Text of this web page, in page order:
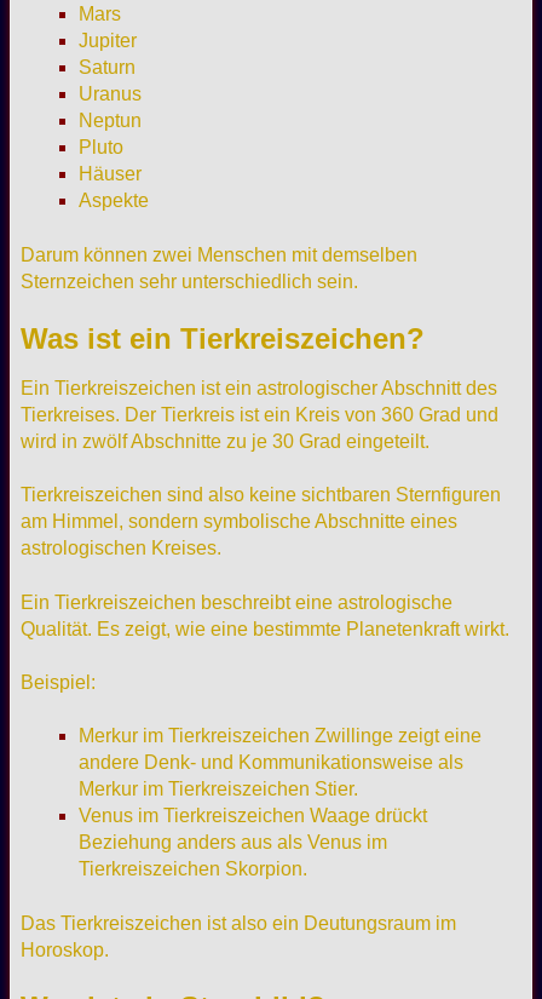
Mars
Jupiter
Saturn
Uranus
Neptun
Pluto
Häuser
Aspekte
Darum können zwei Menschen mit demselben
Sternzeichen sehr unterschiedlich sein.
Was ist ein Tierkreiszeichen?
Ein Tierkreiszeichen ist ein astrologischer Abschnitt des
Tierkreises. Der Tierkreis ist ein Kreis von 360 Grad und
wird in zwölf Abschnitte zu je 30 Grad eingeteilt.
Tierkreiszeichen sind also keine sichtbaren Sternfiguren
am Himmel, sondern symbolische Abschnitte eines
astrologischen Kreises.
Ein Tierkreiszeichen beschreibt eine astrologische
Qualität. Es zeigt, wie eine bestimmte Planetenkraft wirkt.
Beispiel:
Merkur im Tierkreiszeichen Zwillinge zeigt eine
andere Denk- und Kommunikationsweise als
Merkur im Tierkreiszeichen Stier.
Venus im Tierkreiszeichen Waage drückt
Beziehung anders aus als Venus im
Tierkreiszeichen Skorpion.
Das Tierkreiszeichen ist also ein Deutungsraum im
Horoskop.